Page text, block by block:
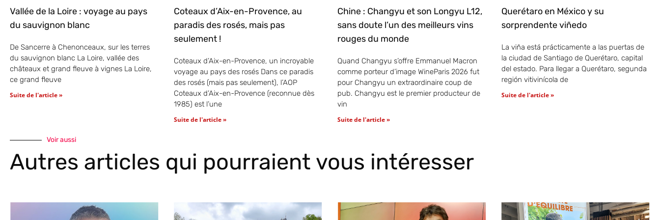
Vallée de la Loire : voyage au pays
du sauvignon blanc
De Sancerre à Chenonceaux, sur les terres
du sauvignon blanc La Loire, vallée des
châteaux et grand fleuve à vignes La Loire,
ce grand fleuve
Suite de l'article »
Coteaux d’Aix-en-Provence, au
paradis des rosés, mais pas
seulement !
Coteaux d’Aix-en-Provence, un incroyable
voyage au pays des rosés Dans ce paradis
des rosés (mais pas seulement), l’AOP
Coteaux d’Aix-en-Provence (reconnue dès
1985) est l’une
Suite de l'article »
Chine : Changyu et son Longyu L12,
sans doute l’un des meilleurs vins
rouges du monde
Quand Changyu s’offre Emmanuel Macron
comme porteur d’image WineParis 2026 fut
pour Changyu un extraordinaire coup de
pub. Changyu est le premier producteur de
vin
Suite de l'article »
Querétaro en México y su
sorprendente viñedo
La viña está prácticamente a las puertas de
la ciudad de Santiago de Querétaro, capital
del estado. Para llegar a Querétaro, segunda
región vitivinícola de
Suite de l'article »
Voir aussi
Autres articles qui pourraient vous intéresser